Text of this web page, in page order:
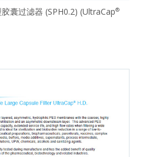
囊过滤器 (SPH0.2) (UltraCap®